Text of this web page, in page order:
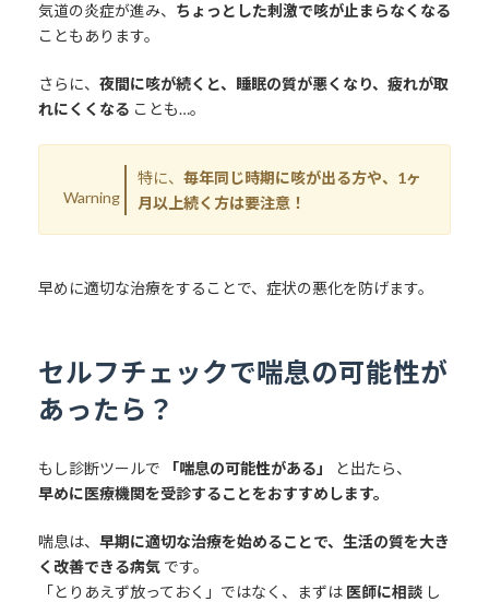
気道の炎症が進み、 ちょっとした刺激で咳が止まらなくなる
こともあります。
さらに、 夜間に咳が続くと、睡眠の質が悪くなり、疲れが取
れにくくなる ことも…。
Warning
特に、毎年同じ時期に咳が出る方や、1ヶ
月以上続く方は要注意！
早めに適切な治療をすることで、症状の悪化を防げます。
セルフチェックで喘息の可能性が
あったら？
もし診断ツールで 「喘息の可能性がある」
と出たら、
早めに医療機関を受診することをおすすめします。
喘息は、 早期に適切な治療を始めることで、生活の質を大き
く改善できる病気です。
「とりあえず放っておく」ではなく、まずは 医師に相談し